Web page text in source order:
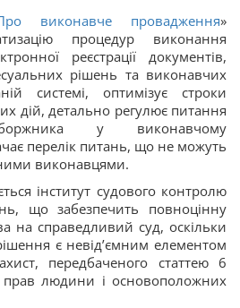
виконавче провадження»
процедур виконання
реєстрації документів,
рішень та виконавчих
системі, оптимізує строки
дій, детально регулює питання
боржника у виконавчому
перелік питань, що не можуть
виконавцями.
інститут судового контролю
що забезпечить повноцінну
на справедливий суд, оскільки
є невід’ємним елементом
передбаченого статтею 6
прав людини і основоположних